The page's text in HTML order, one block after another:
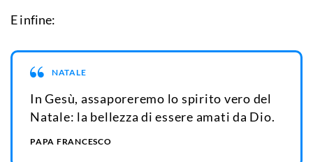
E infine:
NATALE
In Gesù, assaporeremo lo spirito vero del
Natale: la bellezza di essere amati da Dio.
PAPA FRANCESCO